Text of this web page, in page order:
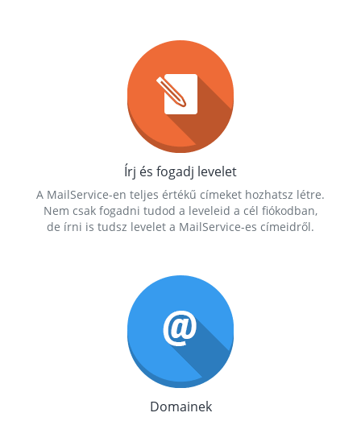
Írj és fogadj levelet
A MailService-en teljes értékű címeket hozhatsz létre.
Nem csak fogadni tudod a leveleid a cél fiókodban,
de írni is tudsz levelet a MailService-es címeidről.
Domainek